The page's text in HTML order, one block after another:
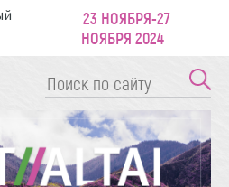
23 НОЯБРЯ-27
НОЯБРЯ 2024